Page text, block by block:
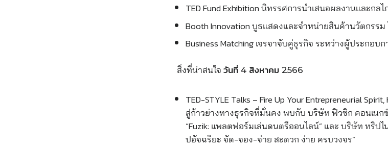
TED Fund Exhibition นิทรรศการนำเสนอผลงานและกล
Booth Innovation บูธแสดงและจำหน่ายสินค้านวัตกรร
Business Matching เจรจาจับคู่ธุรกิจ ระหว่างผู้ประกอบ
สิ่งที่น่าสนใจวันที่ 4 สิงหาคม 2566
TED-STYLE Talks – Fire Up Your Entrepreneurial
สู่ก้าวย่างทางธุรกิจที่มั่นคง พบกับ บริษัท ฟิวซิก คอนเนก
“Fuzik: แพลตฟอร์มเล่นดนตรีออนไลน์” และ บริษัท ทริป
ปอัจฉริยะ จัด-จอง-จ่าย สะดวก ง่าย ครบวงจร”